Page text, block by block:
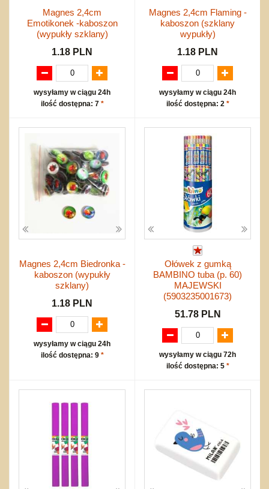
Magnes 2,4cm
Emotikonek -kaboszon
(wypukły szklany)
1.18 PLN
wysyłamy w ciągu 24h
ilość dostępna: 7 *
Magnes 2,4cm Flaming -
kaboszon (szklany
wypukły)
1.18 PLN
wysyłamy w ciągu 24h
ilość dostępna: 2 *
Magnes 2,4cm Biedronka -
kaboszon (wypukły
szklany)
1.18 PLN
wysyłamy w ciągu 24h
ilość dostępna: 9 *
Ołówek z gumką
BAMBINO tuba (p. 60)
MAJEWSKI
(5903235001673)
51.78 PLN
wysyłamy w ciągu 72h
ilość dostępna: 5 *